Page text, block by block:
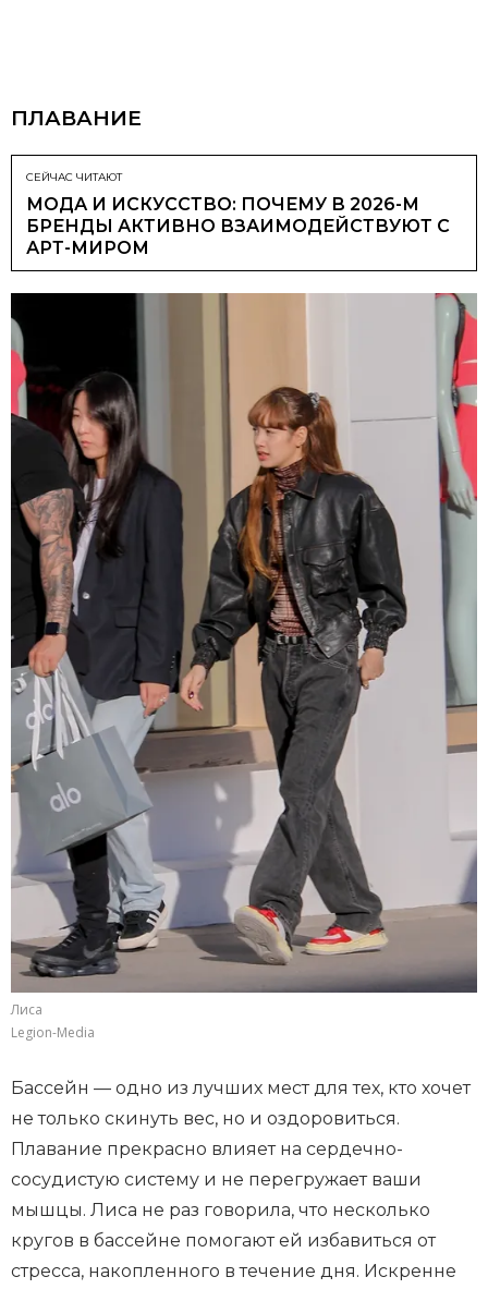
ПЛАВАНИЕ
СЕЙЧАС ЧИТАЮТ
МОДА И ИСКУССТВО: ПОЧЕМУ В 2026-М
БРЕНДЫ АКТИВНО ВЗАИМОДЕЙСТВУЮТ С
АРТ-МИРОМ
Лиса
Legion-Media
Бассейн — одно из лучших мест для тех, кто хочет
не только скинуть вес, но и оздоровиться.
Плавание прекрасно влияет на сердечно-
сосудистую систему и не перегружает ваши
мышцы. Лиса не раз говорила, что несколько
кругов в бассейне помогают ей избавиться от
стресса, накопленного в течение дня. Искренне